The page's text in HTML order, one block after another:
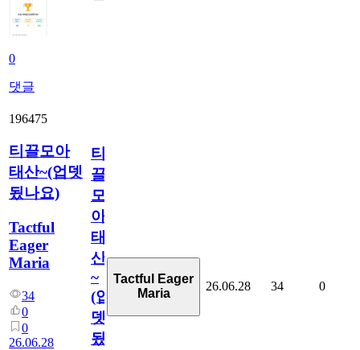
0
댓글
196475
티끌모아
태산~(업뎃
됬나요)
Tactful
Eager
Maria
34
0
0
26.06.28
티
끌
모
아
태
산
~
(업
뎃
됬
Tactful Eager
Maria
26.06.28 34 0